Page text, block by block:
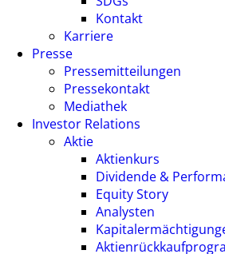
Kontakt
Karriere
Presse
Pressemitteilungen
Pressekontakt
Mediathek
Investor Relations
Aktie
Aktienkurs
Dividende &
Equity Story
Analysten